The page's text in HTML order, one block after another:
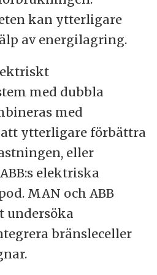
kan ytterligare
av energilagring.
med dubbla
med
ytterligare förbättra
eller
elektriska
MAN och ABB
undersöka
bränsleceller